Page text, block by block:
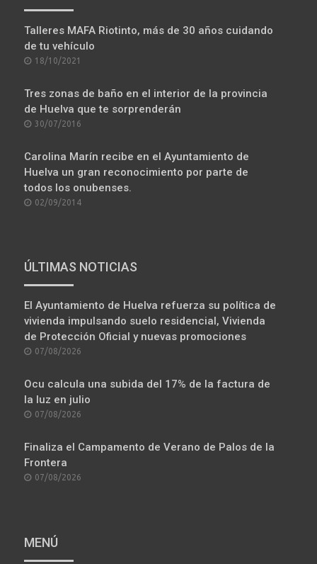
Talleres MAFA Riotinto, más de 30 años cuidando
de tu vehículo
POSTED
18/10/2021
Tres zonas de baño en el interior de la provincia
de Huelva que te sorprenderán
POSTED
30/07/2016
Carolina Marín recibe en el Ayuntamiento de
Huelva un gran reconocimiento por parte de
todos los onubenses.
POSTED
02/09/2014
ÚLTIMAS NOTICIAS
El Ayuntamiento de Huelva refuerza su política de
vivienda impulsando suelo residencial, Vivienda
de Protección Oficial y nuevas promociones
POSTED
07/08/2026
Ocu calcula una subida del 17% de la factura de
la luz en julio
POSTED
07/08/2026
Finaliza el Campamento de Verano de Palos de la
Frontera
POSTED
07/08/2026
MENÚ